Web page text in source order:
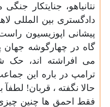
نتانیاهو، جنایتکار
دادگستری بین المللی
پیشانی اپوزیسیون
گاه در چهارگوشه جهان
می افراشته اند، حک
ترامپ در باره این
حالا نگفته ، قربان! لطفآ
فقط احمق ها چنین